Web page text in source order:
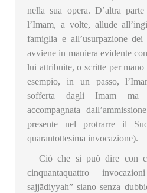
nella sua opera. D’altra
l’Imam, a volte, allude
famiglia e all’usurpazione
avviene in maniera evidente
lui attribuite, o scritte per mano
esempio, in un passo,
sofferta dagli Imam ma
accompagnata
presente nel protrarre il
quarantottesima invocazione).
Ciò che si può dire con
cinquantaquattro
sajjādiyyah” siano senza